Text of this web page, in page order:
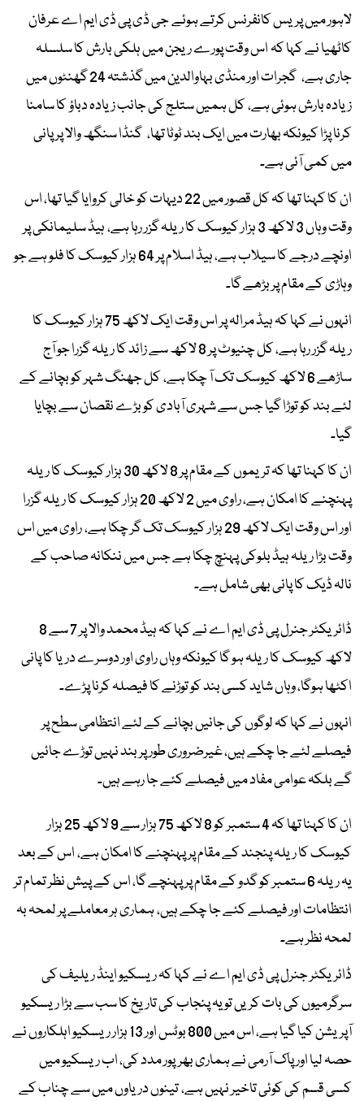
لاہور میں پریس کانفرنس کرتے ہوئے جی ڈی پی ڈی ایم اے عرفان
کاٹھیا نے کہا کہ اس وقت پورے ریجن میں ہلکی بارش کا سلسلہ
جاری ہے، گجرات اور منڈی بہاوالدین میں گذشتہ 24 گھنٹوں میں
زیادہ بارش ہوئی ہے، کل ہمیں ستلج کی جانب زیادہ دباؤ کا سامنا
کرنا پڑا کیونکہ بھارت میں ایک بند ٹوٹا تھا، گنڈا سنگھ والا پر پانی
میں کمی آئی ہے۔
ان کا کہنا تھا کہ کل قصور میں 22 دیہات کو خالی کروایا گیا تھا، اس
وقت وہاں 3 لاکھ 3 ہزار کیوسک کا ریلہ گزر رہا ہے، ہیڈ سلیمانکی پر
اونچے درجے کا سیلاب ہے، ہیڈ اسلام پر 64 ہزار کیوسک کا فلو ہے جو
وہاڑی کے مقام پر بڑھے گا۔
انہوں نے کہا کہ ہیڈ مرالہ پر اس وقت ایک لاکھ 75 ہزار کیوسک کا
ریلہ گزر رہا ہے، کل چنیوٹ پر 8 لاکھ سے زائد کا ریلہ گزرا جو آج
ساڑھے 6 لاکھ کیوسک تک آ چکا ہے، کل جھنگ شہر کو بچانے کے
لئے بند کو توڑا گیا جس سے شہری آبادی کو بڑے نقصان سے بچایا
گیا۔
ان کا کہنا تھا کہ تریموں کے مقام پر 8 لاکھ 30 ہزار کیوسک کا ریلہ
پہنچنے کا امکان ہے، راوی میں 2 لاکھ 20 ہزار کیوسک کا ریلہ گزرا
اور اس وقت ایک لاکھ 29 ہزار کیوسک تک گر چکا ہے، راوی میں اس
وقت بڑا ریلہ ہیڈ بلوکی پہنچ چکا ہے جس میں ننکانہ صاحب کے
نالہ ڈیک کا پانی بھی شامل ہے۔
ڈائریکٹر جنرل پی ڈی ایم اے نے کہا کہ ہیڈ محمد والا پر 7 سے 8
لاکھ کیوسک کا ریلہ ہو گا کیونکہ وہاں راوی اور دوسرے دریا کا پانی
اکٹھا ہوگا، وہاں شاید کسی بند کو توڑنے کا فیصلہ کرنا پڑے۔
انہوں نے کہا کہ لوگوں کی جانیں بچانے کے لئے انتظامی سطح پر
فیصلے لئے جا چکے ہیں، غیرضروری طور پر بند نہیں توڑے جائیں
گے بلکہ عوامی مفاد میں فیصلے کئے جا رہے ہیں۔
ان کا کہنا تھا کہ 4 ستمبر کو 8 لاکھ 75 ہزار سے 9 لاکھ 25 ہزار
کیوسک کا ریلہ پنجند کے مقام پر پہنچنے کا امکان ہے، اس کے بعد
یہ ریلہ 6 ستمبر کو گدو کے مقام پر پہنچے گا، اس کے پیش نظر تمام تر
انتظامات اور فیصلے کئے جا چکے ہیں، ہماری ہر معاملے پر لمحہ بہ
لمحہ نظر ہے۔
ڈائریکٹر جنرل پی ڈی ایم اے نے کہا کہ ریسکیو اینڈ ریلیف کی
سرگرمیوں کی بات کریں تو یہ پنجاب کی تاریخ کا سب سے بڑا ریسکیو
آپریشن کیا گیا ہے، اس میں 800 بوٹس اور 13 ہزار ریسکیو اہلکاروں نے
حصہ لیا اور پاک آرمی نے ہماری بھرپور مدد کی، اب ریسکیو میں
کسی قسم کی کوئی تاخیر نہیں ہے، تینوں دریاوں میں سے چناب کے